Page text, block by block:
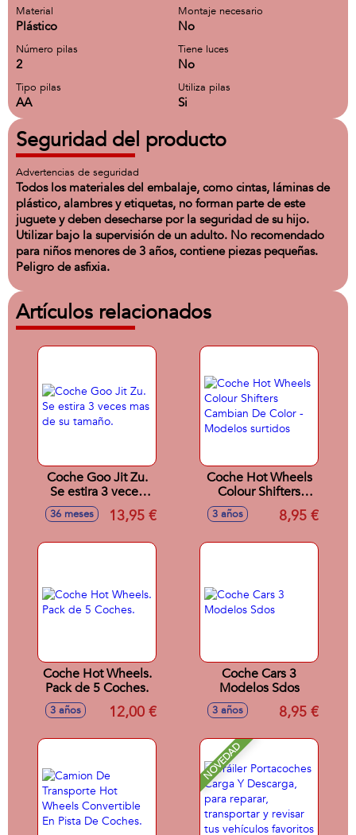
Material
Plástico
Montaje necesario
No
Número pilas
2
Tiene luces
No
Tipo pilas
AA
Utiliza pilas
Si
Seguridad del producto
Advertencias de seguridad
Todos los materiales del embalaje, como cintas, láminas de
plástico, alambres y etiquetas, no forman parte de este
juguete y deben desecharse por la seguridad de su hijo.
Utilizar bajo la supervisión de un adulto. No recomendado
para niños menores de 3 años, contiene piezas pequeñas.
Peligro de asfixia.
Artículos relacionados
Coche Goo Jit Zu.
Se estira 3 veces
mas de su tamaño.
36 meses 13,95 €
Coche Hot Wheels
Colour Shifters
Cambian De Color -
Modelos surtidos
3 años 8,95 €
Coche Hot Wheels.
Pack de 5 Coches.
3 años 12,00 €
Coche Cars 3
Modelos Sdos
3 años 8,95 €
NOVEDAD